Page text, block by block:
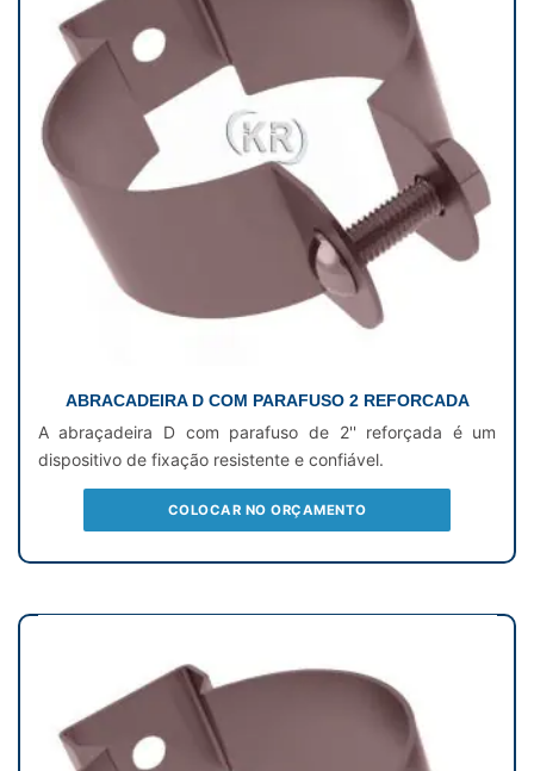
ABRACADEIRA D COM PARAFUSO 2 REFORCADA
A abraçadeira D com parafuso de 2'' reforçada é um
dispositivo de fixação resistente e confiável.
COLOCAR NO ORÇAMENTO